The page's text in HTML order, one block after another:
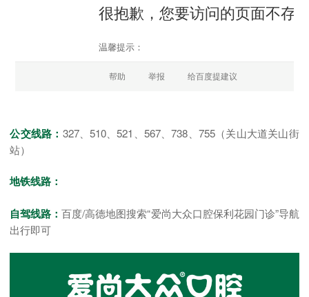
公交线路： 327、510、521、567、738、755（关山大道关山街
站）
地铁线路：
自驾线路：百度/高德地图搜索“爱尚大众口腔保利花园门诊”导航
出行即可